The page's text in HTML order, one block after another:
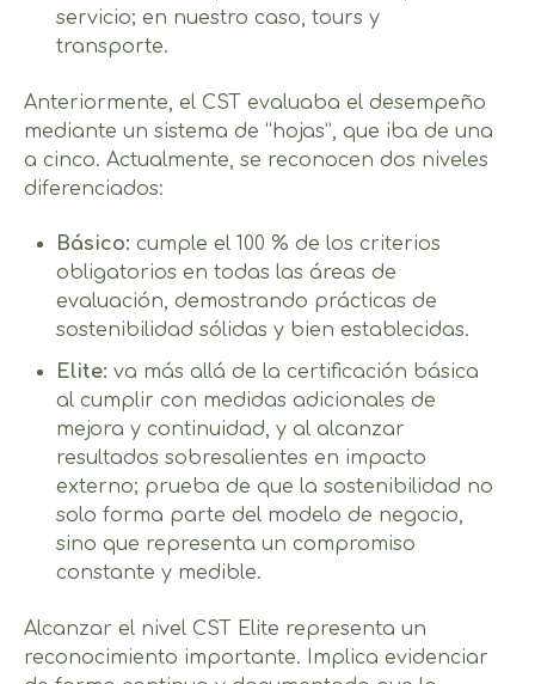
servicio; en nuestro caso, tours y
transporte.
Anteriormente, el CST evaluaba el desempeño
mediante un sistema de “hojas”, que iba de una
a cinco. Actualmente, se reconocen dos niveles
diferenciados:
Básico: cumple el 100 % de los criterios
obligatorios en todas las áreas de
evaluación, demostrando prácticas de
sostenibilidad sólidas y bien establecidas.
Elite: va más allá de la certificación básica
al cumplir con medidas adicionales de
mejora y continuidad, y al alcanzar
resultados sobresalientes en impacto
externo; prueba de que la sostenibilidad no
solo forma parte del modelo de negocio,
sino que representa un compromiso
constante y medible.
Alcanzar el nivel CST Elite representa un
reconocimiento importante. Implica evidenciar